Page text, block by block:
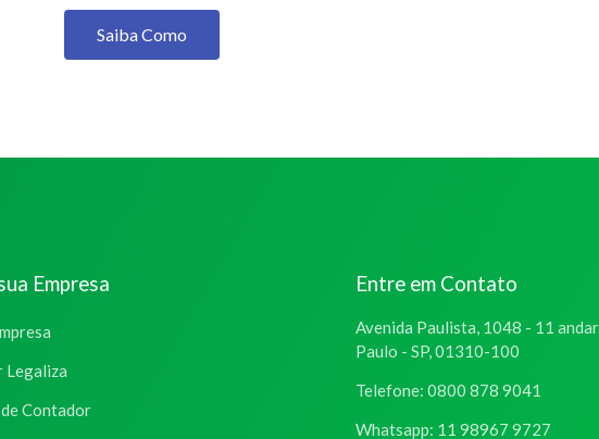
Saiba Como
Empresa
Legaliza
Contador
Entre em Contato
Avenida Paulista, 1048 - 11
Paulo - SP, 01310-100
Telefone: 0800 878 9041
Whatsapp: 11 98967 9727